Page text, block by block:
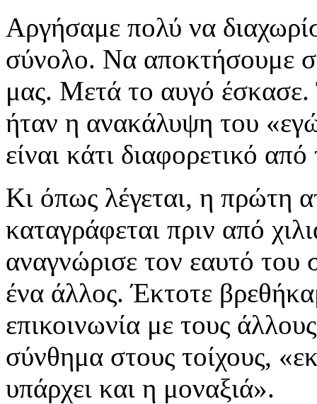
Αργήσαμε πολύ να
σύνολο. Να αποκτήσουμε
μας. Μετά το αυγό
ήταν η ανακάλυψη του
είναι κάτι διαφορετικό
Κι όπως λέγεται, η πρώτη
καταγράφεται πριν από
αναγνώρισε τον εαυτό του
ένα άλλος. Έκτοτε
επικοινωνία με τους
σύνθημα στους τοίχους,
υπάρχει και η μοναξιά».